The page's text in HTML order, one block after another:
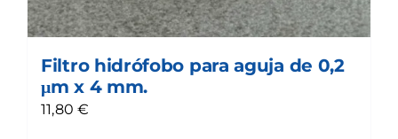
Filtro hidrófobo para aguja de 0,2
μm x 4 mm.
11,80€